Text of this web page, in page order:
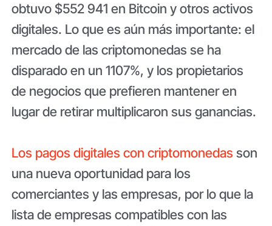
obtuvo $552 941 en Bitcoin y otros activos
digitales. Lo que es aún más importante: el
mercado de las criptomonedas se ha
disparado en un 1107%, y los propietarios
de negocios que prefieren mantener en
lugar de retirar multiplicaron sus ganancias.
Los pagos digitales con criptomonedas son
una nueva oportunidad para los
comerciantes y las empresas, por lo que la
lista de empresas compatibles con las